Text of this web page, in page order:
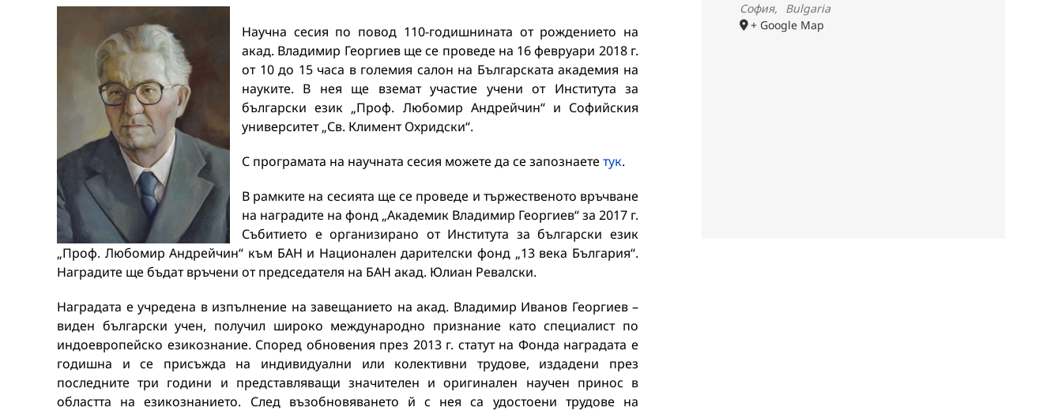
Научна сесия по повод 110-годишнината от рождението на
акад. Владимир Георгиев ще се проведе на 16 февруари 2018 г.
от 10 до 15 часа в големия салон на Българската академия на
науките. В нея ще вземат участие учени от Института за
български език „Проф. Любомир Андрейчин“ и Софийския
университет „Св. Климент Охридски“.
С програмата на научната сесия можете да се запознаете тук.
В рамките на сесията ще се проведе и тържественото връчване
на наградите на фонд „Академик Владимир Георгиев“ за 2017 г.
Събитието е организирано от Института за български език
„Проф. Любомир Андрейчин“ към БАН и Национален дарителски фонд „13 века България“.
Наградите ще бъдат връчени от председателя на БАН акад. Юлиан Ревалски.
Наградата е учредена в изпълнение на завещанието на акад. Владимир Иванов Георгиев –
виден български учен, получил широко международно признание като специалист по
индоевропейско езикознание. Според обновения през 2013 г. статут на Фонда наградата е
годишна и се присъжда на индивидуални или колективни трудове, издадени през
последните три години и представляващи значителен и оригинален научен принос в
областта на езикознанието. След възобновяването й с нея са удостоени трудове на
София,
Bulgaria
+ Google Map